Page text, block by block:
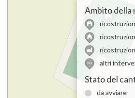
Ambito della
altri
Stato del
da avviare